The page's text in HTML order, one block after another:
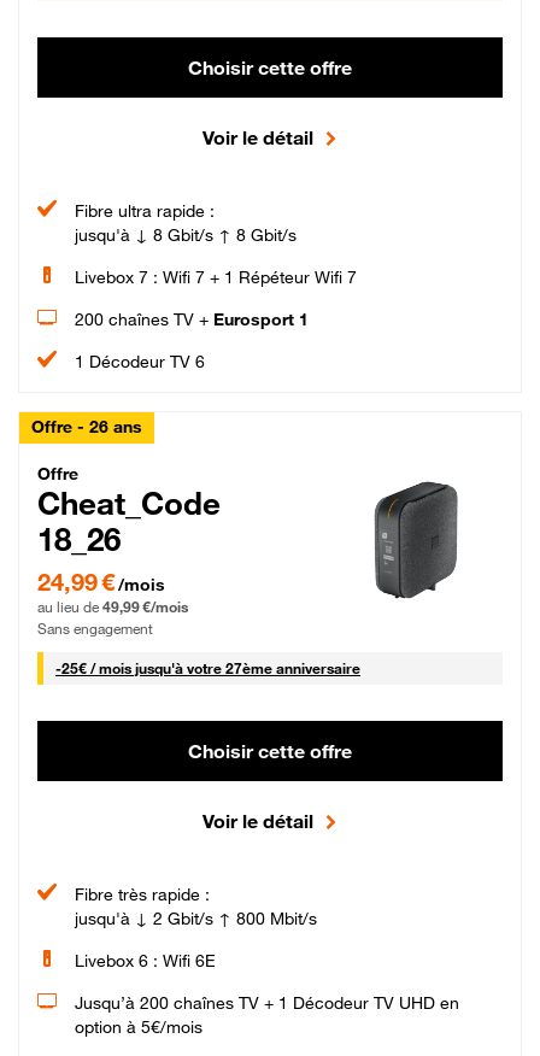
Choisir cette offre
Voir le détail
Fibre ultra rapide :
jusqu'à ↓ 8 Gbit/s ↑ 8 Gbit/s
Livebox 7 : Wifi 7 + 1 Répéteur Wifi 7
200 chaînes TV + Eurosport 1
1 Décodeur TV 6
Offre - 26 ans
Cheat_Code Fibre_18_26
Offre
Cheat_Code
18_26
24,99 € par mois pendant 0 mois puis 49,99 € par mois, Sans engagement
24,99 €/mois
au lieu de 49,99 €/mois
Sans engagement
-25€ / mois25 € par mois
jusqu'à votre 27ème anniversaire
Choisir cette offre
Voir le détail
Fibre très rapide :
jusqu'à ↓ 2 Gbit/s ↑ 800 Mbit/s
Livebox 6 : Wifi 6E
Jusqu’à 200 chaînes TV + 1 Décodeur TV UHD en
option à 5€/mois